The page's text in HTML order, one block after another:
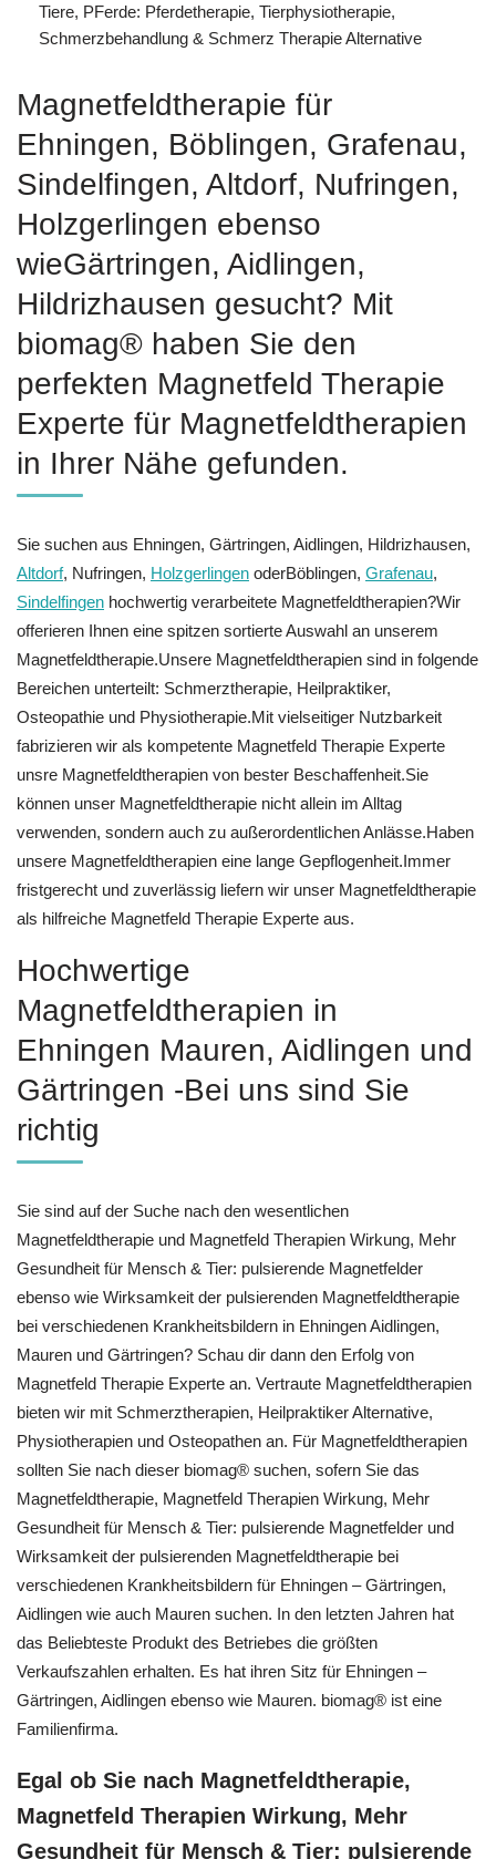
Tiere, PFerde: Pferdetherapie, Tierphysiotherapie,
Schmerzbehandlung & Schmerz Therapie Alternative
Magnetfeldtherapie für
Ehningen, Böblingen, Grafenau,
Sindelfingen, Altdorf, Nufringen,
Holzgerlingen ebenso
wieGärtringen, Aidlingen,
Hildrizhausen gesucht? Mit
biomag® haben Sie den
perfekten Magnetfeld Therapie
Experte für Magnetfeldtherapien
in Ihrer Nähe gefunden.
Sie suchen aus Ehningen, Gärtringen, Aidlingen, Hildrizhausen,
Altdorf, Nufringen, Holzgerlingen oderBöblingen, Grafenau,
Sindelfingen hochwertig verarbeitete Magnetfeldtherapien?Wir
offerieren Ihnen eine spitzen sortierte Auswahl an unserem
Magnetfeldtherapie.Unsere Magnetfeldtherapien sind in folgende
Bereichen unterteilt: Schmerztherapie, Heilpraktiker,
Osteopathie und Physiotherapie.Mit vielseitiger Nutzbarkeit
fabrizieren wir als kompetente Magnetfeld Therapie Experte
unsre Magnetfeldtherapien von bester Beschaffenheit.Sie
können unser Magnetfeldtherapie nicht allein im Alltag
verwenden, sondern auch zu außerordentlichen Anlässe.Haben
unsere Magnetfeldtherapien eine lange Gepflogenheit.Immer
fristgerecht und zuverlässig liefern wir unser Magnetfeldtherapie
als hilfreiche Magnetfeld Therapie Experte aus.
Hochwertige
Magnetfeldtherapien in
Ehningen Mauren, Aidlingen und
Gärtringen -Bei uns sind Sie
richtig
Sie sind auf der Suche nach den wesentlichen
Magnetfeldtherapie und Magnetfeld Therapien Wirkung, Mehr
Gesundheit für Mensch & Tier: pulsierende Magnetfelder
ebenso wie Wirksamkeit der pulsierenden Magnetfeldtherapie
bei verschiedenen Krankheitsbildern in Ehningen Aidlingen,
Mauren und Gärtringen? Schau dir dann den Erfolg von
Magnetfeld Therapie Experte an. Vertraute Magnetfeldtherapien
bieten wir mit Schmerztherapien, Heilpraktiker Alternative,
Physiotherapien und Osteopathen an. Für Magnetfeldtherapien
sollten Sie nach dieser biomag® suchen, sofern Sie das
Magnetfeldtherapie, Magnetfeld Therapien Wirkung, Mehr
Gesundheit für Mensch & Tier: pulsierende Magnetfelder und
Wirksamkeit der pulsierenden Magnetfeldtherapie bei
verschiedenen Krankheitsbildern für Ehningen – Gärtringen,
Aidlingen wie auch Mauren suchen. In den letzten Jahren hat
das Beliebteste Produkt des Betriebes die größten
Verkaufszahlen erhalten. Es hat ihren Sitz für Ehningen –
Gärtringen, Aidlingen ebenso wie Mauren. biomag® ist eine
Familienfirma.
Egal ob Sie nach Magnetfeldtherapie,
Magnetfeld Therapien Wirkung, Mehr
Gesundheit für Mensch & Tier: pulsierende